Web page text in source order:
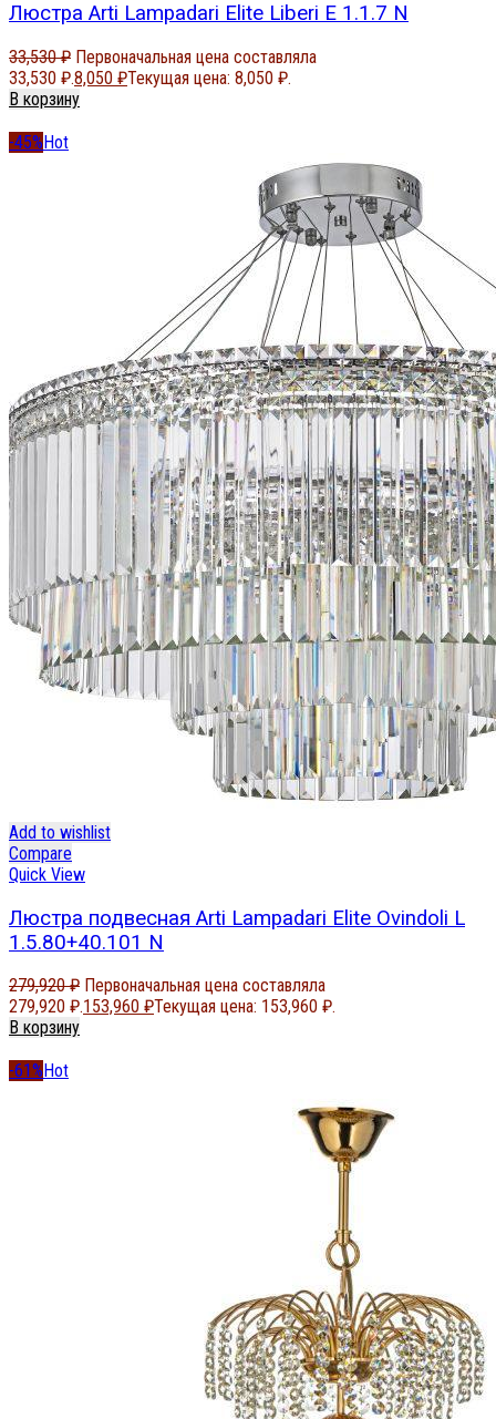
Люстра Arti Lampadari Elite Liberi E 1.1.7 N
33,530₽ Первоначальная цена составляла
33,530 ₽.8,050 ₽Текущая цена: 8,050 ₽.
В корзину
-45%Hot
Add to wishlist
Compare
Quick View
Люстра подвесная Arti Lampadari Elite Ovindoli L
1.5.80+40.101 N
279,920₽ Первоначальная цена составляла
279,920 ₽.153,960 ₽Текущая цена: 153,960 ₽.
В корзину
-61% Hot